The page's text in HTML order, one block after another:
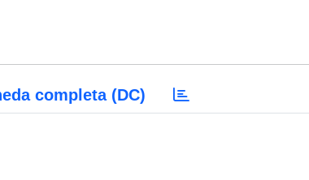
completa (DC)